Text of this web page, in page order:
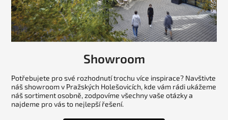
Showroom
Potřebujete pro své rozhodnutí trochu více inspirace? Navštivte
náš showroom v Pražských Holešovicích, kde vám rádi ukážeme
náš sortiment osobně, zodpovíme všechny vaše otázky a
najdeme pro vás to nejlepší řešení.